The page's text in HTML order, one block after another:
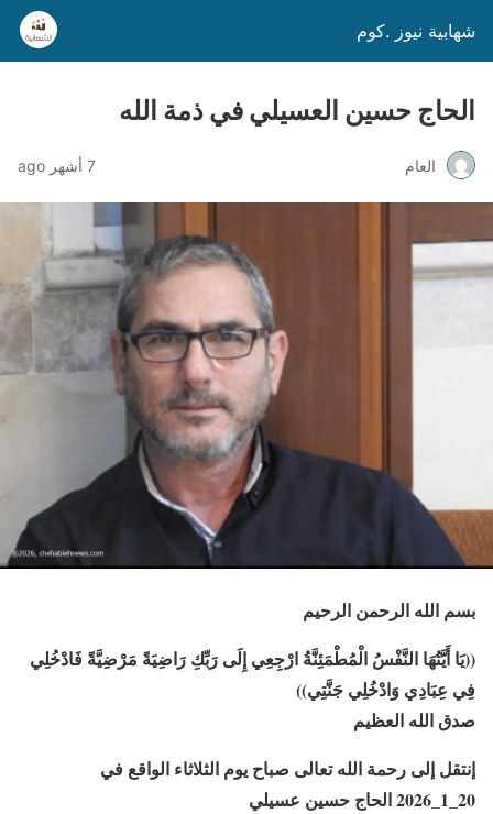
شهابية نيوز .كوم
الحاج حسين العسيلي في ذمة الله
العام 7 أشهر ago
بسم الله الرحمن الرحيم
((يَا أَيَّتُهَا النَّفْسُ الْمُطْمَئِنَّةُ ارْجِعِي إِلَى رَبِّكِ رَاضِيَةً مَرْضِيَّةً فَادْخُلِي
فِي عِبَادِي وَادْخُلِي جَنَّتِي))
صدق الله العظيم
إنتقل إلى رحمة الله تعالى صباح يوم الثلاثاء الواقع في
20_1_2026 الحاج حسين عسيلي